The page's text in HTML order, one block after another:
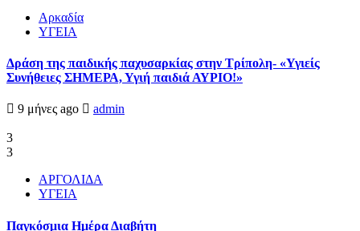
Αρκαδία
ΥΓΕΙΑ
Δράση της παιδικής παχυσαρκίας στην Τρίπολη- «Υγιείς
Συνήθειες ΣΗΜΕΡΑ, Υγιή παιδιά ΑΥΡΙΟ!»
9 μήνες ago admin
3
3
ΑΡΓΟΛΙΔΑ
ΥΓΕΙΑ
Παγκόσμια Ημέρα Διαβήτη